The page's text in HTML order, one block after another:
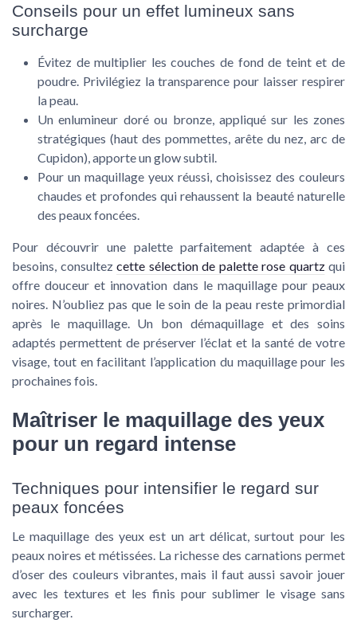
Conseils pour un effet lumineux sans
surcharge
Évitez de multiplier les couches de fond de teint et de
poudre. Privilégiez la transparence pour laisser respirer
la peau.
Un enlumineur doré ou bronze, appliqué sur les zones
stratégiques (haut des pommettes, arête du nez, arc de
Cupidon), apporte un glow subtil.
Pour un maquillage yeux réussi, choisissez des couleurs
chaudes et profondes qui rehaussent la beauté naturelle
des peaux foncées.
Pour découvrir une palette parfaitement adaptée à ces
besoins, consultez cette sélection de palette rose quartzqui
offre douceur et innovation dans le maquillage pour peaux
noires. N’oubliez pas que le soin de la peau reste primordial
après le maquillage. Un bon démaquillage et des soins
adaptés permettent de préserver l’éclat et la santé de votre
visage, tout en facilitant l’application du maquillage pour les
prochaines fois.
Maîtriser le maquillage des yeux
pour un regard intense
Techniques pour intensifier le regard sur
peaux foncées
Le maquillage des yeux est un art délicat, surtout pour les
peaux noires et métissées. La richesse des carnations permet
d’oser des couleurs vibrantes, mais il faut aussi savoir jouer
avec les textures et les finis pour sublimer le visage sans
surcharger.